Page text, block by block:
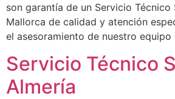
son garantía de un Servicio Técnico
Mallorca de calidad y atención
el asesoramiento de nuestro
Servicio Técnico
Almería